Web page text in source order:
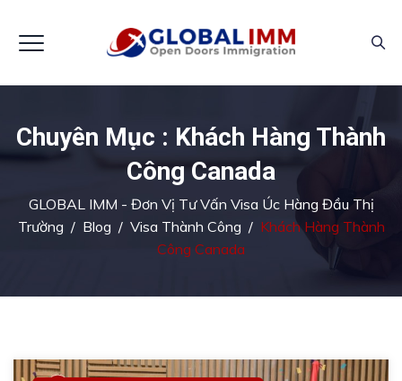
Chuyên Mục : Khách Hàng Thành
Công Canada
GLOBAL IMM - Đơn Vị Tư Vấn Visa Úc Hàng Đầu Thị
Trường / Blog / Visa Thành Công / Khách Hàng Thành
Công Canada